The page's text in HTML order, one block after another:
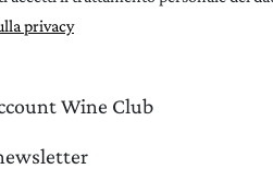
privacy
Wine Club